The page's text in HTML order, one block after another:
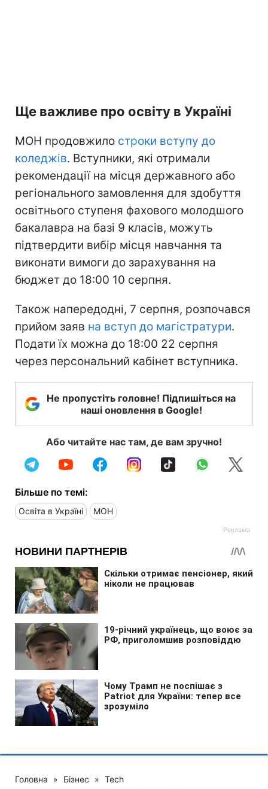
Ще важливе про освіту в Україні
МОН продовжило строки вступу до
коледжів. Вступники, які отримали
рекомендації на місця державного або
регіонального замовлення для здобуття
освітнього ступеня фахового молодшого
бакалавра на базі 9 класів, можуть
підтвердити вибір місця навчання та
виконати вимоги до зарахування на
бюджет до 18:00 10 серпня.
Також напередодні, 7 серпня, розпочався
прийом заяв на вступ до магістратури.
Подати їх можна до 18:00 22 серпня
через персональний кабінет вступника.
Не пропустіть головне! Підпишіться на
наші оновлення в Google!
Або читайте нас там, де вам зручно!
Більше по темі:
Освіта в Україні МОН
Головна » Бізнес » Tech